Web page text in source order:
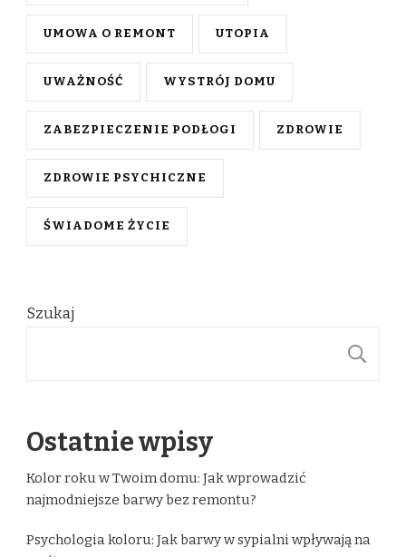
UMOWA O REMONT UTOPIA
UWAŻNOŚĆ WYSTRÓJ DOMU
ZABEZPIECZENIE PODŁOGI ZDROWIE
ZDROWIE PSYCHICZNE
ŚWIADOME ŻYCIE
Szukaj
Ostatnie wpisy
Kolor roku w Twoim domu: Jak wprowadzić
najmodniejsze barwy bez remontu?
Psychologia koloru: Jak barwy w sypialni wpływają na